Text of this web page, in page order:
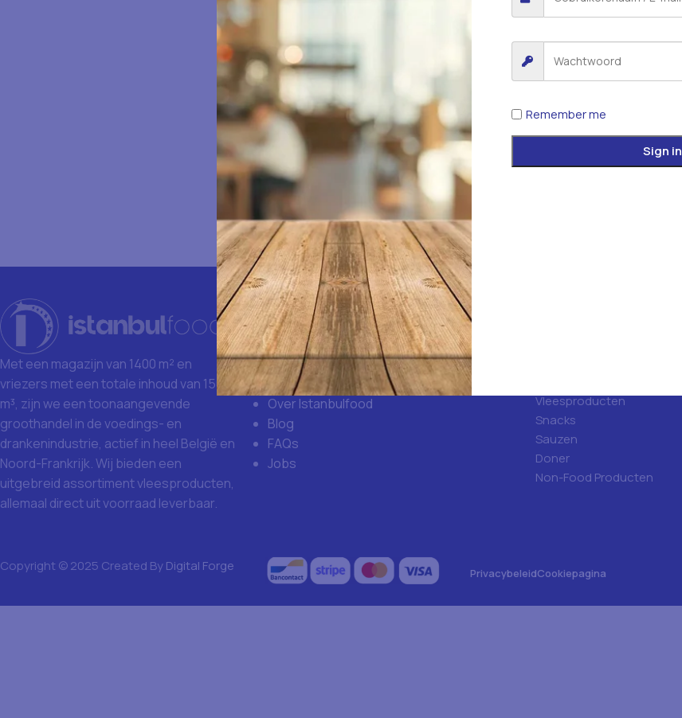
Met een magazijn van 1400 m² en
vriezers met een totale inhoud van 1500
m³, zijn we een toonaangevende
groothandel in de voedings- en
drankenindustrie, actief in heel België en
Noord-Frankrijk. Wij bieden een
uitgebreid assortiment vleesproducten,
allemaal direct uit voorraad leverbaar.
Istanbulfood
Waarom Istanbulfood?
Grote aankoop
Missie en visie
Over Istanbulfood
Blog
FAQs
Jobs
Vleesproducten
Snacks
Sauzen
Doner
Non-Food Producten
Copyright © 2025 Created ByDigital Forge PrivacybeleidCookiepagina
Remember me
Sign in